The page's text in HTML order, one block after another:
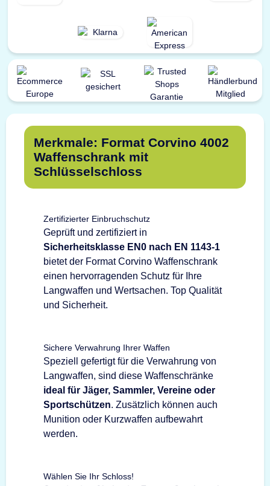
Merkmale: Format Corvino 4002
Waffenschrank mit
Schlüsselschloss
Zertifizierter Einbruchschutz
Geprüft und zertifiziert in
Sicherheitsklasse EN0 nach EN 1143-1
bietet der Format Corvino Waffenschrank
einen hervorragenden Schutz für Ihre
Langwaffen und Wertsachen. Top Qualität
und Sicherheit.
Sichere Verwahrung Ihrer Waffen
Speziell gefertigt für die Verwahrung von
Langwaffen, sind diese Waffenschränke
ideal für Jäger, Sammler, Vereine oder
Sportschützen. Zusätzlich können auch
Munition oder Kurzwaffen aufbewahrt
werden.
Wählen Sie Ihr Schloss!